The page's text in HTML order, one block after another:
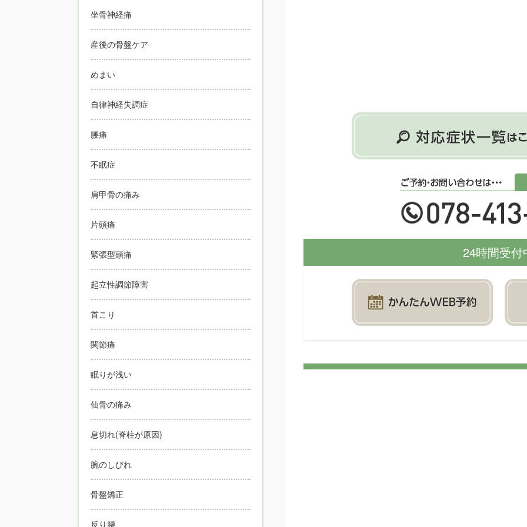
24時間受付
坐骨神経痛
産後の骨盤ケア
めまい
自律神経失調症
腰痛
不眠症
肩甲骨の痛み
片頭痛
緊張型頭痛
起立性調節障害
首こり
関節痛
眠りが浅い
仙骨の痛み
息切れ(脊柱が原因)
腕のしびれ
骨盤矯正
反り腰